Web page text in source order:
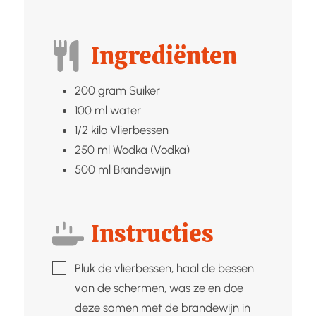
Ingrediënten
200 gram Suiker
100 ml water
1/2 kilo Vlierbessen
250 ml Wodka (Vodka)
500 ml Brandewijn
Instructies
▢Pluk de vlierbessen, haal de bessen
van de schermen, was ze en doe
deze samen met de brandewijn in